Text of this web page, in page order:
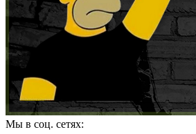
Мы в соц. сетях: